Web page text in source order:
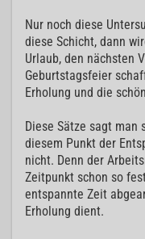
Nur noch diese
diese Schicht, dann
Urlaub, den nächsten
Geburtstagsfeier
Erholung und die
Diese Sätze sagt man
diesem Punkt der
nicht. Denn der
Zeitpunkt schon so
entspannte Zeit
Erholung dient.